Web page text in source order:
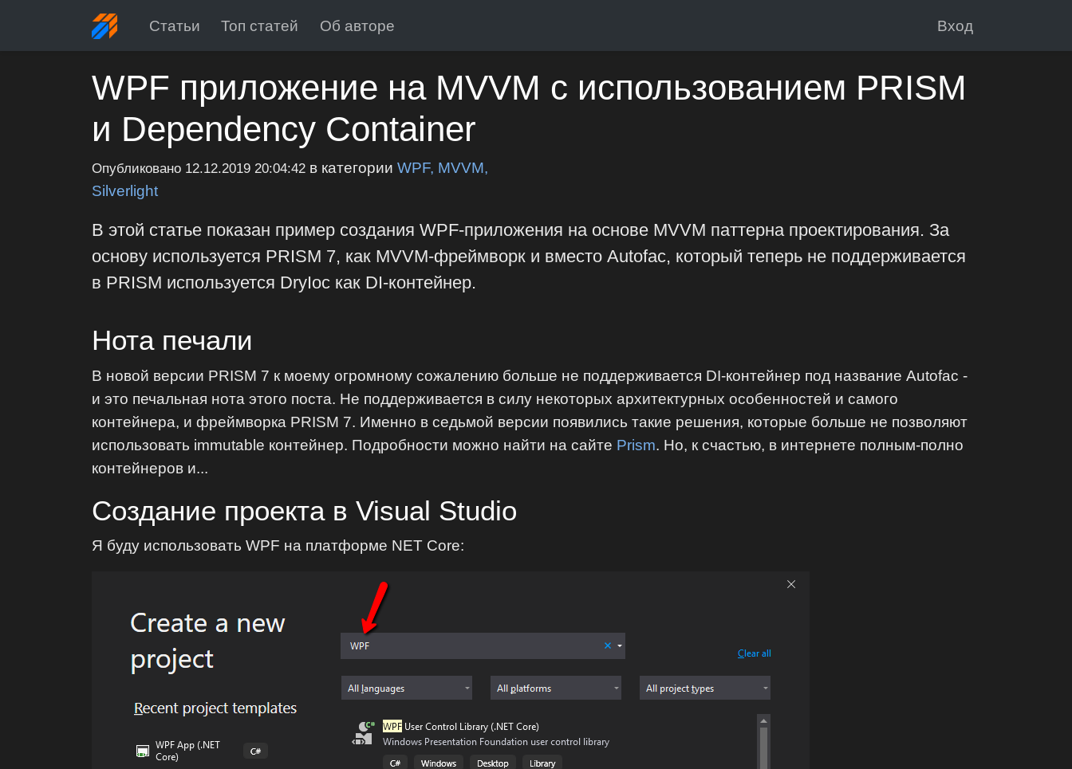
Статьи Топ статей Об авторе Вход
WPF приложение на MVVM с использованием PRISM
и Dependency Container
Опубликовано 12.12.2019 20:04:42 в категорииWPF, MVVM,
Silverlight
В этой статье показан пример создания WPF-приложения на основе MVVM паттерна проектирования. За
основу используется PRISM 7, как MVVM-фреймворк и вместо Autofac, который теперь не поддерживается
в PRISM используется DryIoc как DI-контейнер.
Нота печали
В новой версии PRISM 7 к моему огромному сожалению больше не поддерживается DI-контейнер под название Autofac -
и это печальная нота этого поста. Не поддерживается в силу некоторых архитектурных особенностей и самого
контейнера, и фреймворка PRISM 7. Именно в седьмой версии появились такие решения, которые больше не позволяют
использовать immutable контейнер. Подробности можно найти на сайте Prism. Но, к счастью, в интернете полным-полно
контейнеров и...
Создание проекта в Visual Studio
Я буду использовать WPF на платформе NET Core: